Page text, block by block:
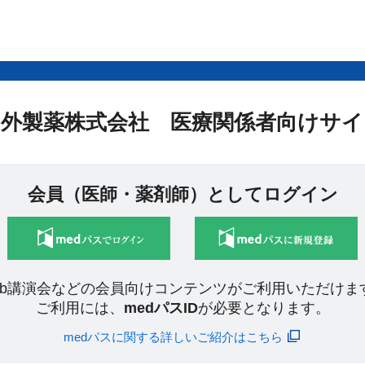
製薬株式会社 医療関係者向けサ
会員（医師・薬剤師）としてログイン
講演会などの会員向けコンテンツがご利用いただけま
ご利用には、 medパスIDが必要となります。
medパスに関する詳しいご紹介はこちら